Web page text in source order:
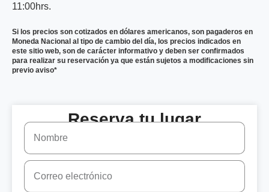
11:00hrs.
Si los precios son cotizados en dólares americanos, son pagaderos en
Moneda Nacional al tipo de cambio del día, los precios indicados en
este sitio web, son de carácter informativo y deben ser confirmados
para realizar su reservación ya que están sujetos a modificaciones sin
previo aviso*
Reserva tu lugar